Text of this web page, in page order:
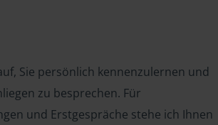
Sie persönlich kennenzulernen und
zu besprechen. Für
und Erstgespräche stehe ich Ihnen